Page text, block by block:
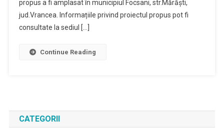
propus a fi amplasat în municipiul Focsani, str.Mărăști,
jud.Vrancea. Informațiile privind proiectul propus pot fi
consultate la sediul […]
Continue Reading
CATEGORII